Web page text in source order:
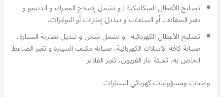
تصليح الأعطال الميكانيكية : و تشمل إصلاح المحرك و الدينمو و
تغير السفايف أو السلفات و تبديل إطارات أو التوايرات.
تصليح الأعطال الكهربائية : و تشمل شحن و تبديل بطارية السيارة،
صيانة كافة الأسلاك الكهربائية، صيانة مكيف السيارة و تغير الضاغط
الخاص به، تعبئة غاز الفريون، تغير الفلاتر.
واجبات ومسؤوليات كهربائي السيارات